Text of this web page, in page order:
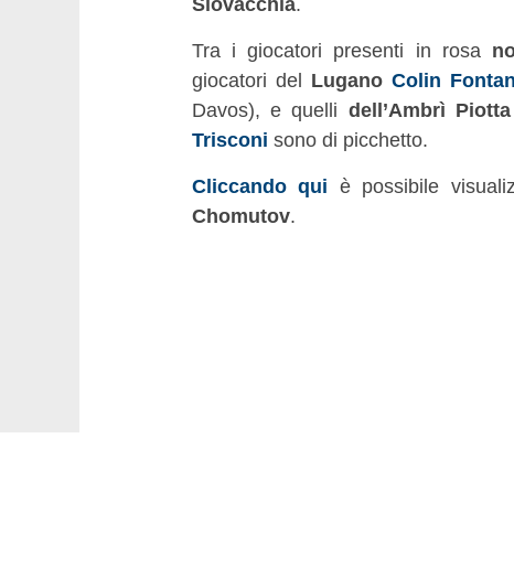
Tra i giocatori presenti in rosa
giocatori del LuganoColin
Davos), e quelli dell’Ambrì
Trisconi sono di picchetto.
Cliccando qui è possibile
Chomutov.